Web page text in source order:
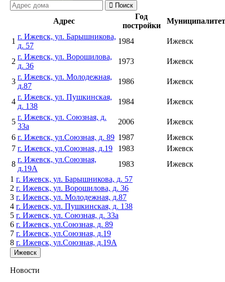
Поиск
Адрес
Год
постройки
Муниципалитет
1
г. Ижевск, ул. Барышникова,
д. 57
1984 Ижевск
2
г. Ижевск, ул. Ворошилова,
д. 36
1973 Ижевск
3
г. Ижевск, ул. Молодежная,
д.87
1986 Ижевск
4
г. Ижевск, ул. Пушкинская,
д. 138
1984 Ижевск
5
г. Ижевск, ул. Союзная, д.
33а
2006
Ижевск
6 г. Ижевск, ул.Союзная, д. 89 1987
Ижевск
7 г. Ижевск, ул.Союзная, д.19 1983
Ижевск
8
г. Ижевск, ул.Союзная,
д.19А
1983
Ижевск
1 г. Ижевск, ул. Барышникова, д. 57
2 г. Ижевск, ул. Ворошилова, д. 36
3 г. Ижевск, ул. Молодежная, д.87
4 г. Ижевск, ул. Пушкинская, д. 138
5 г. Ижевск, ул. Союзная, д. 33а
6 г. Ижевск, ул.Союзная, д. 89
7 г. Ижевск, ул.Союзная, д.19
8 г. Ижевск, ул.Союзная, д.19А
Ижевск
Новости